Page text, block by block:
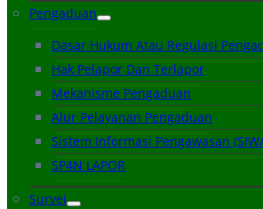
Pengaduan
Dasar Hukum Atau Regulasi
Hak Pelapor Dan Terlapor
Mekanisme Pengaduan
Alur Pelayanan Pengaduan
Sistem Informasi Pengawasan
SP4N LAPOR
Survei